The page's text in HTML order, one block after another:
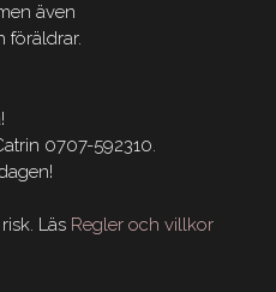
även
föräldrar.
0707-592310.
Läs Regler och villkor